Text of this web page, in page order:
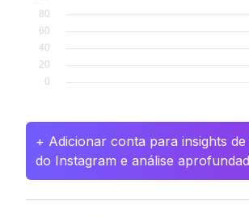
+ Adicionar conta para insights
do Instagram e análise